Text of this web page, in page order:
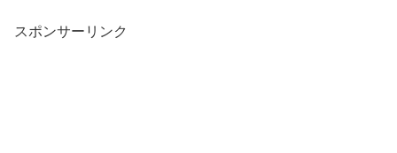
スポンサーリンク